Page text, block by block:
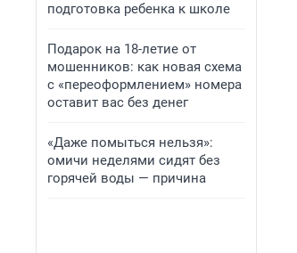
подготовка ребенка к школе
Подарок на 18-летие от
мошенников: как новая схема
с «переоформлением» номера
оставит вас без денег
«Даже помыться нельзя»:
омичи неделями сидят без
горячей воды — причина